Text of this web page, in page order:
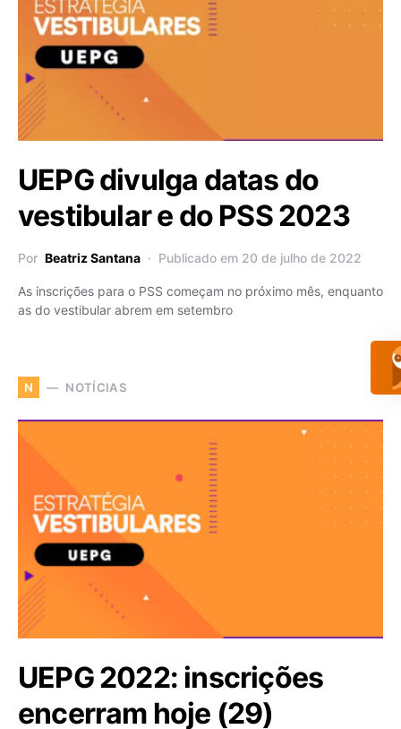
UEPG divulga datas do
vestibular e do PSS 2023
Por Beatriz Santana Publicado em 20 de julho de 2022
As inscrições para o PSS começam no próximo mês, enquanto
as do vestibular abrem em setembro
N NOTÍCIAS
UEPG 2022: inscrições
encerram hoje (29)